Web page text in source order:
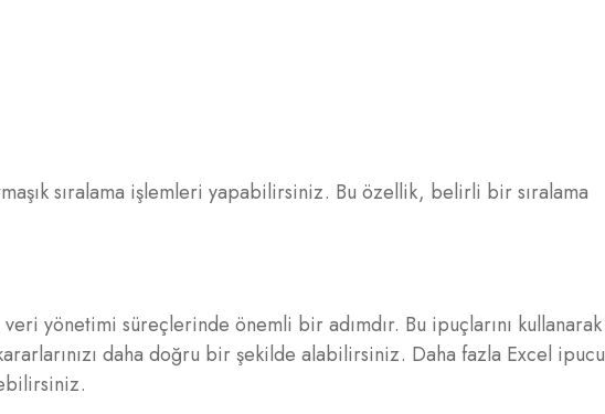
sıralama işlemleri yapabilirsiniz. Bu özellik, belirli bir sıralama
yönetimi süreçlerinde önemli bir adımdır. Bu ipuçlarını kullanarak
daha doğru bir şekilde alabilirsiniz. Daha fazla Excel ipucu